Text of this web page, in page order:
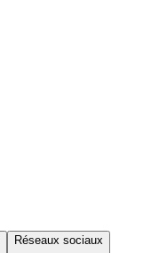
Réseaux sociaux